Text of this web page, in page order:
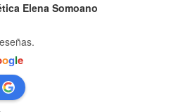
Elena Somoano
ogle